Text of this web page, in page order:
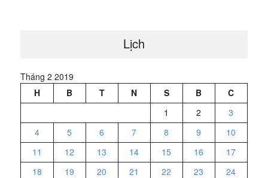
Lịch
Tháng 2 2019
H
B T N S B
C
1
2
3
4
5 6 7 8 9
10
11
12 13 14 15 16
17
18
19 20 21 22 23
24